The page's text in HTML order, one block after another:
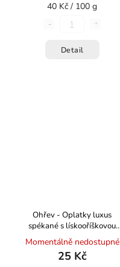
40 Kč / 100 g
Detail
Ohřev - Oplatky luxus
spékané s lískooříškovou
příchutí 75g HOŘICKÉ
TRUBIČKY
Momentálně nedostupné
25 Kč